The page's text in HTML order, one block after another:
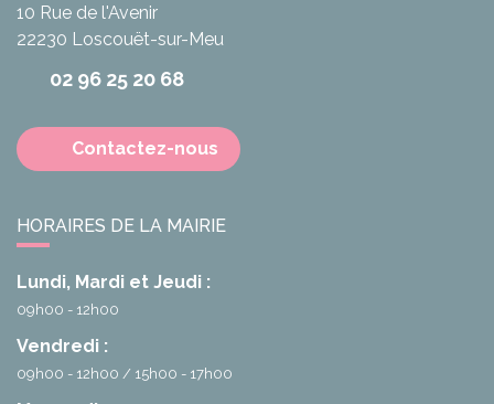
10 Rue de l'Avenir
22230 Loscouët-sur-Meu
02 96 25 20 68
Contactez-nous
HORAIRES DE LA MAIRIE
Lundi, Mardi et Jeudi :
09h00 - 12h00
Vendredi :
09h00 - 12h00 15h00 - 17h00